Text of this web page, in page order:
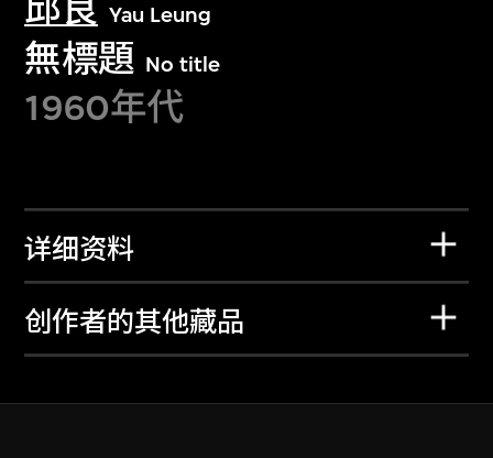
邱良 Yau Leung
無標題 No title
1960年代
详细资料
创作者的其他藏品